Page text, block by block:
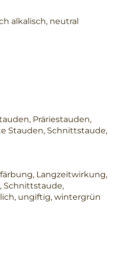
alkalisch, neutral
Präriestauden,
Stauden, Schnittstaude,
Langzeitwirkung,
Schnittstaude,
ungiftig, wintergrün